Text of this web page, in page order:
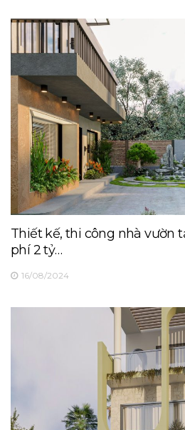
Thiết kế, thi công nhà vườn
phí 2 tỷ…
16/08/2024